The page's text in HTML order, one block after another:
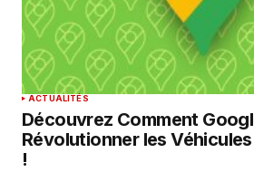
ACTUALITÉS
Découvrez Comment
Révolutionner les
!